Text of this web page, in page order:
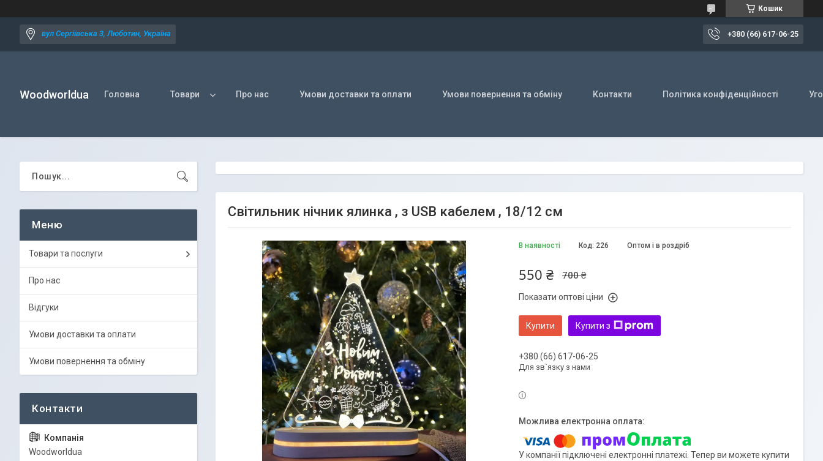
Кошик
вул Сергіївська 3, Люботин, Україна +380 (66) 617-06-25
Woodworldua Головна Товари Про нас Умови доставки та оплати Умови повернення та обміну Контакти Політика конфіденційності
Світильник нічник ялинка , з USB кабелем , 18/12 см
В наявності Оптом і в роздріб
Код: 226
700 ₴
550 ₴
Показати оптові ціни
Купити Купити з
+380 (66) 617-06-25
Для зв`язку з нами
У компанії підключені електронні платежі. Тепер ви можете купити
Товари та послуги
Про нас
Відгуки
Умови доставки та оплати
Умови повернення та обміну
Woodworldua